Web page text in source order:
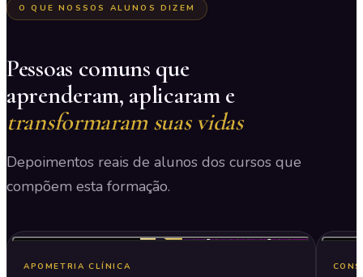
O QUE NOSSOS ALUNOS DIZEM
Pessoas comuns que
aprenderam, aplicaram e
transformaram suas vidas
Depoimentos reais de alunos dos cursos que
compõem esta formação.
▶
APOMETRIA CLÍNICA